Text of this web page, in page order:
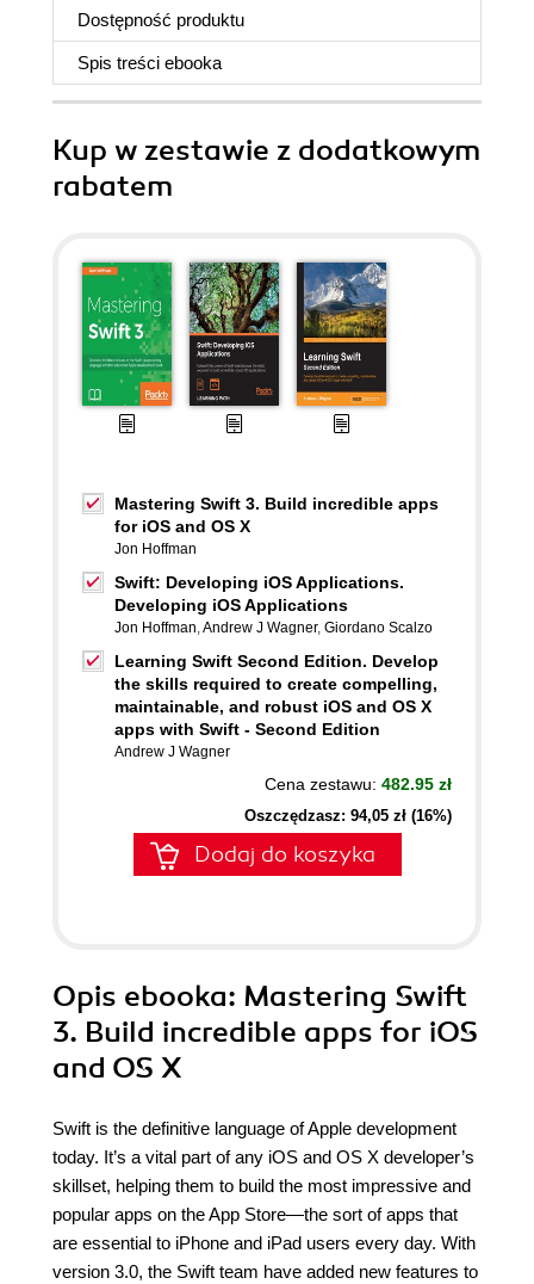
Dostępność produktu
Spis treści ebooka
Kup w zestawie z dodatkowym
rabatem
Mastering Swift 3. Build incredible apps
for iOS and OS X
Jon Hoffman
Swift: Developing iOS Applications.
Developing iOS Applications
Jon Hoffman,Andrew J Wagner, Giordano Scalzo
Learning Swift Second Edition. Develop
the skills required to create compelling,
maintainable, and robust iOS and OS X
apps with Swift - Second Edition
Andrew J Wagner
Cena zestawu: 482.95 zł
Oszczędzasz: 94,05 zł (16%)
Dodaj do koszyka
Opis ebooka: Mastering Swift
3. Build incredible apps for iOS
and OS X
Swift is the definitive language of Apple development
today. It’s a vital part of any iOS and OS X developer’s
skillset, helping them to build the most impressive and
popular apps on the App Store—the sort of apps that
are essential to iPhone and iPad users every day. With
version 3.0, the Swift team have added new features to